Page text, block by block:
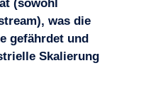
(sowohl
was die
gefährdet und
Skalierung